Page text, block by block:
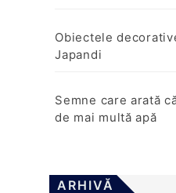
Obiectele
Japandi
Semne care arată
de mai multă apă
ARHIVĂ